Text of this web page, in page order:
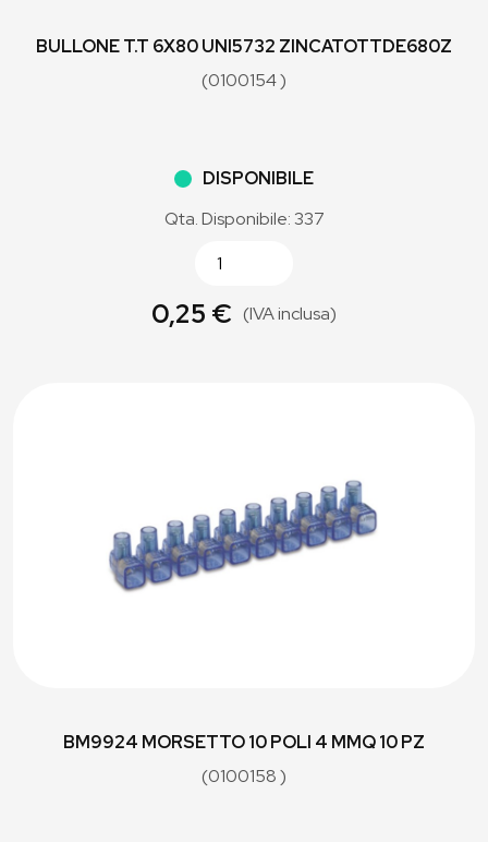
BULLONE T.T 6X80 UNI5732 ZINCATOTTDE680Z
(0100154 )
DISPONIBILE
Qta. Disponibile: 337
0,25 € (IVA inclusa)
BM9924 MORSETTO 10 POLI 4 MMQ 10 PZ
(0100158 )